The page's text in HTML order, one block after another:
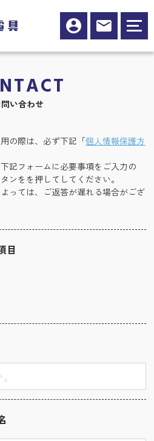
い合わせ
の際は、必ず下記「個人情報保護方
記フォームに必要事項をご入力の
ンをを押してしてください。
っては、ご返答が遅れる場合がござ
目